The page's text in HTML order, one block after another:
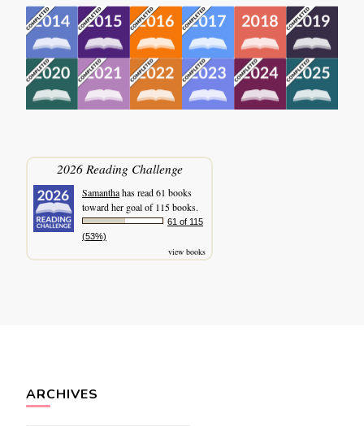
2026 Reading Challenge
Samanthahas read 61 books
toward her goal of 115 books.
61 of 115
(53%)
view books
ARCHIVES